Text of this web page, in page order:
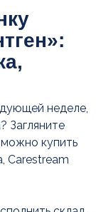
неделе,
Загляните
можно купить
Carestream